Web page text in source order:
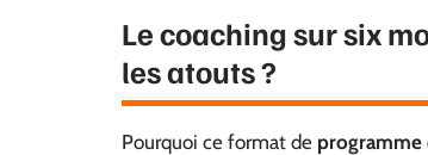
Le coaching sur six
les atouts ?
Pourquoi ce format de programme